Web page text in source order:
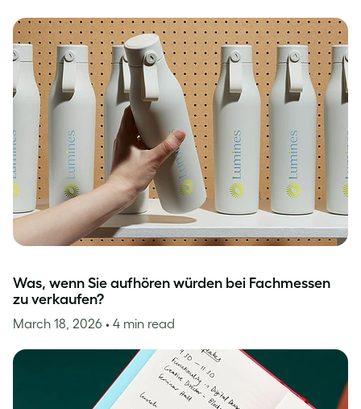
Was, wenn Sie aufhören würden bei Fachmessen
zu verkaufen?
March 18, 2026 • 4 min read